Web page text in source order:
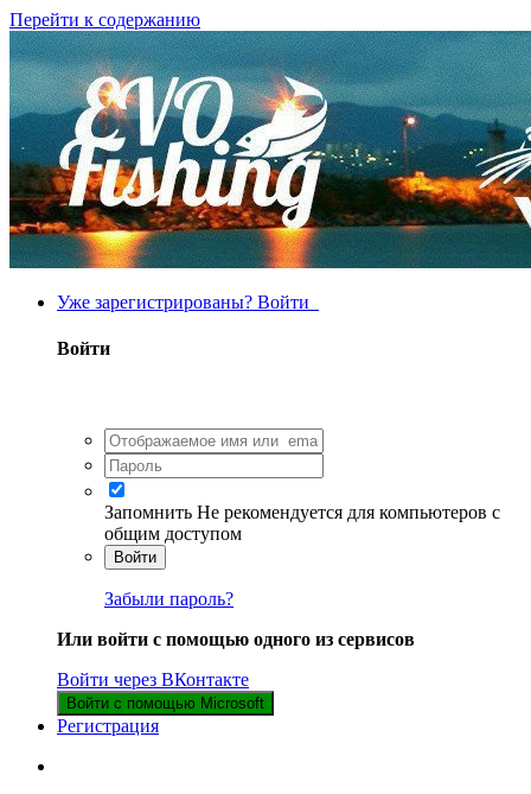
Перейти к содержанию
Уже зарегистрированы? Войти
Войти
Запомнить Не рекомендуется для компьютеров с
общим доступом
Войти
Забыли пароль?
Или войти с помощью одного из сервисов
Войти через ВКонтакте
Войти с помощью Microsoft
Регистрация